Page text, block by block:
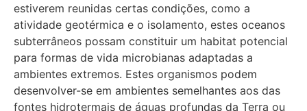
estiverem reunidas certas condições, como a
atividade geotérmica e o isolamento, estes oceanos
subterrâneos possam constituir um habitat potencial
para formas de vida microbianas adaptadas a
ambientes extremos. Estes organismos podem
desenvolver-se em ambientes semelhantes aos das
fontes hidrotermais de águas profundas da Terra ou